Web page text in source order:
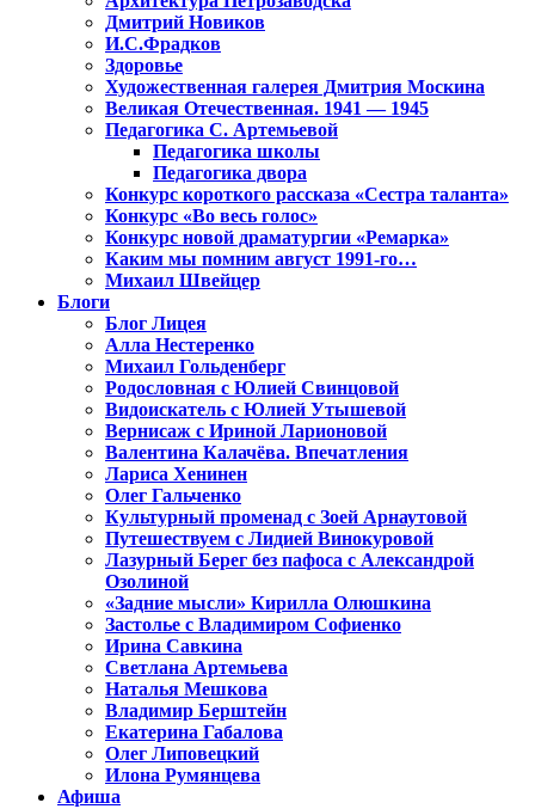
Дмитрий Новиков
И.С.Фрадков
Здоровье
Художественная галерея Дмитрия Москина
Великая Отечественная. 1941 — 1945
Педагогика С. Артемьевой
Педагогика школы
Педагогика двора
Конкурс короткого рассказа «Сестра таланта»
Конкурс «Во весь голос»
Конкурс новой драматургии «Ремарка»
Каким мы помним август 1991-го…
Михаил Швейцер
Блоги
Блог Лицея
Алла Нестеренко
Михаил Гольденберг
Родословная с Юлией Свинцовой
Видоискатель с Юлией Утышевой
Вернисаж с Ириной Ларионовой
Валентина Калачёва. Впечатления
Лариса Хенинен
Олег Гальченко
Культурный променад с Зоей Арнаутовой
Путешествуем с Лидией Винокуровой
Лазурный Берег без пафоса с Александрой
Озолиной
«Задние мысли» Кирилла Олюшкина
Застолье с Владимиром Софиенко
Ирина Савкина
Светлана Артемьева
Наталья Мешкова
Владимир Берштейн
Екатерина Габалова
Олег Липовецкий
Илона Румянцева
Афиша